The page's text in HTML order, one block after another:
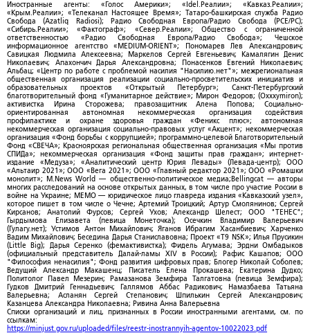
Иностранные агенты: «Голос Америки»; «Idel.Реалии»; «Кавказ.Реалии»;
«Крым.Реалии»; «Телеканал Настоящее Время»; Татаро-башкирская служба Радио
Свобода (Azatliq Radiosi); Радио Свободная Европа/Радио Свобода (PCE/PC);
«Сибирь.Реалии»; «Фактограф»; «Север.Реалии»; Общество с ограниченной
ответственностью «Радио Свободная Европа/Радио Свобода»; Чешское
информационное агентство «MEDIUM-ORIENT»; Пономарев Лев Александрович;
Савицкая Людмила Алексеевна; Маркелов Сергей Евгеньевич; Камалягин Денис
Николаевич; Апахончич Дарья Александровна; Понасенков Евгений Николаевич;
Альбац; «Центр по работе с проблемой насилия "Насилию.нет"»; межрегиональная
общественная организация реализации социально-просветительских инициатив и
образовательных проектов «Открытый Петербург»; Санкт-Петербургский
благотворительный фонд «Гуманитарное действие»; Мирон Федоров; (Oxxxymiron);
активистка Ирина Сторожева; правозащитник Алена Попова; Социально-
ориентированная автономная некоммерческая организация содействия
профилактике и охране здоровья граждан «Феникс плюс»; автономная
некоммерческая организация социально-правовых услуг «Акцент»; некоммерческая
организация «Фонд борьбы с коррупцией»; программно-целевой Благотворительный
Фонд «СВЕЧА»; Красноярская региональная общественная организация «Мы против
СПИДа»; некоммерческая организация «Фонд защиты прав граждан»; интернет-
издание «Медуза»; «Аналитический центр Юрия Левады» (Левада-центр); ООО
«Альтаир 2021»; ООО «Вега 2021»; ООО «Главный редактор 2021»; ООО «Ромашки
монолит»; M.News World — общественно-политическое медиа;Bellingcat — авторы
многих расследований на основе открытых данных, в том числе про участие России в
войне на Украине; МЕМО — юридическое лицо главреда издания «Кавказский узел»,
которое пишет в том числе о Чечне; Артемий Троицкий; Артур Смолянинов; Сергей
Кирсанов; Анатолий Фурсов; Сергей Ухов; Александр Шелест; ООО "ТЕНЕС";
Гырдымова Елизавета (певица Монеточка); Осечкин Владимир Валерьевич
(Гулагу.нет); Устимов Антон Михайлович; Яганов Ибрагим Хасанбиевич; Харченко
Вадим Михайлович; Беседина Дарья Станиславовна; Проект «T9 NSK»; Илья Прусикин
(Little Big); Дарья Серенко (фемактивистка); Фидель Агумава; Эрдни Омбадыков
(официальный представитель Далай-ламы XIV в России); Рафис Кашапов; ООО
"Философия ненасилия"; Фонд развития цифровых прав; Блогер Николай Соболев;
Ведущий Александр Макашенц; Писатель Елена Прокашева; Екатерина Дудко;
Политолог Павел Мезерин; Рамазанова Земфира Талгатовна (певица Земфира);
Гудков Дмитрий Геннадьевич; Галлямов Аббас Радикович; Намазбаева Татьяна
Валерьевна; Асланян Сергей Степанович; Шпилькин Сергей Александрович;
Казанцева Александра Николаевна; Ривина Анна Валерьевна
Списки организаций и лиц, признанных в России иностранными агентами, см. по
ссылкам:
https://minjust.gov.ru/uploaded/files/reestr-inostrannyih-agentov-10022023.pdf